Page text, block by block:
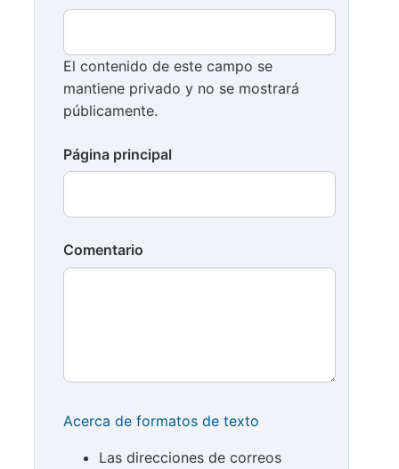
El contenido de este campo se
mantiene privado y no se mostrará
públicamente.
Página principal
Comentario
Acerca de formatos de texto
Las direcciones de correos